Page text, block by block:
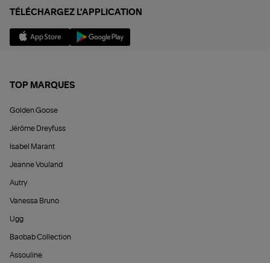
TÉLÉCHARGEZ L'APPLICATION
TOP MARQUES
Golden Goose
Jérôme Dreyfuss
Isabel Marant
Jeanne Vouland
Autry
Vanessa Bruno
Ugg
Baobab Collection
Assouline